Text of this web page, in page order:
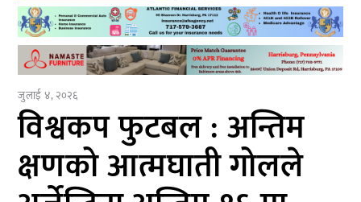
जुलाई ४, २०२६
विश्वकप फुटबल : अन्तिम
क्षणको आत्मघाती गोलले